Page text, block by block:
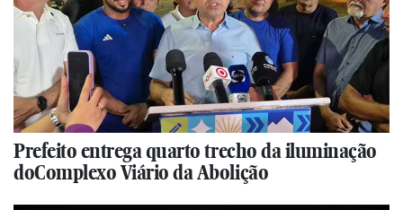
Prefeito entrega quarto trecho da iluminação
doComplexo Viário da Abolição